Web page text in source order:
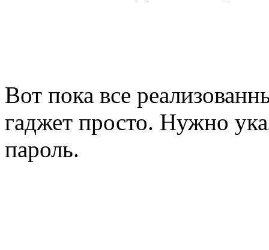
Вот пока все
гаджет просто. Нужно
пароль.